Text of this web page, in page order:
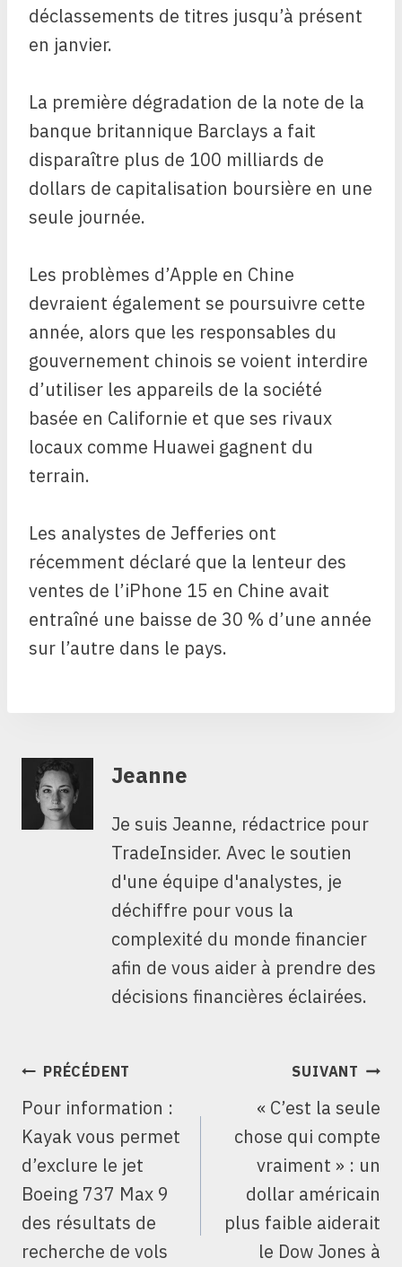
déclassements de titres jusqu’à présent
en janvier.
La première dégradation de la note de la
banque britannique Barclays a fait
disparaître plus de 100 milliards de
dollars de capitalisation boursière en une
seule journée.
Les problèmes d’Apple en Chine
devraient également se poursuivre cette
année, alors que les responsables du
gouvernement chinois se voient interdire
d’utiliser les appareils de la société
basée en Californie et que ses rivaux
locaux comme Huawei gagnent du
terrain.
Les analystes de Jefferies ont
récemment déclaré que la lenteur des
ventes de l’iPhone 15 en Chine avait
entraîné une baisse de 30 % d’une année
sur l’autre dans le pays.
Jeanne
Je suis Jeanne, rédactrice pour
TradeInsider. Avec le soutien
d'une équipe d'analystes, je
déchiffre pour vous la
complexité du monde financier
afin de vous aider à prendre des
décisions financières éclairées.
NAVIGATION
L’ARTICLE
PRÉCÉDENT
Pour information :
Kayak vous permet
d’exclure le jet
Boeing 737 Max 9
des résultats de
recherche de vols
SUIVANT
« C’est la seule
chose qui compte
vraiment » : un
dollar américain
plus faible aiderait
le Dow Jones à